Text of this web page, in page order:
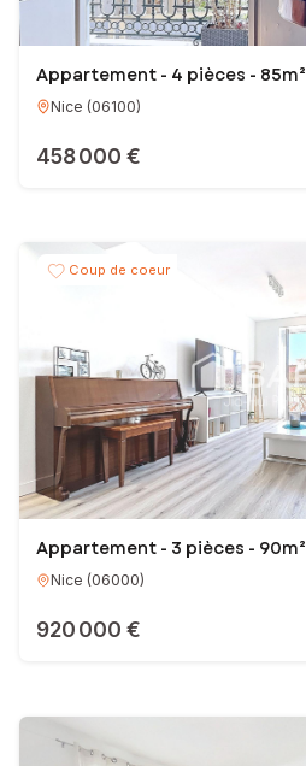
Appartement - 4 pièces - 85m²
Nice (06100)
458 000 €
Coup de coeur
Appartement - 3 pièces - 90m²
Nice (06000)
920 000 €